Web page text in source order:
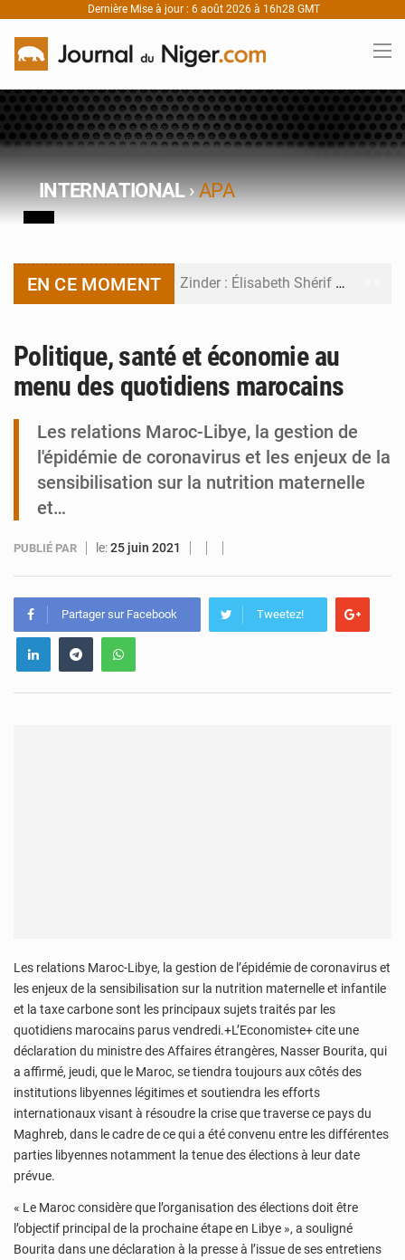
Dernière Mise à jour : 6 août 2026 à 16h28 GMT
INTERNATIONAL›APA
EN CE MOMENT Zinder : Élisabeth Shérif visite l’école Birni Garçon
Niger : Bilan à mi-parcours du Programme de Refondation
Tibiri : le dialogue, nouveau terrain de jeu pour la paix
Politique, santé et économie au
menu des quotidiens marocains
Les relations Maroc-Libye, la gestion de
l'épidémie de coronavirus et les enjeux de la
sensibilisation sur la nutrition maternelle
et…
PUBLIÉ PAR le:25 juin 2021
Partager sur Facebook Tweetez!
Les relations Maroc-Libye, la gestion de l’épidémie de coronavirus et
les enjeux de la sensibilisation sur la nutrition maternelle et infantile
et la taxe carbone sont les principaux sujets traités par les
quotidiens marocains parus vendredi.+L’Economiste+ cite une
déclaration du ministre des Affaires étrangères, Nasser Bourita, qui
a affirmé, jeudi, que le Maroc, se tiendra toujours aux côtés des
institutions libyennes légitimes et soutiendra les efforts
internationaux visant à résoudre la crise que traverse ce pays du
Maghreb, dans le cadre de ce qui a été convenu entre les différentes
parties libyennes notamment la tenue des élections à leur date
prévue.
« Le Maroc considère que l’organisation des élections doit être
l’objectif principal de la prochaine étape en Libye », a souligné
Bourita dans une déclaration à la presse à l’issue de ses entretiens